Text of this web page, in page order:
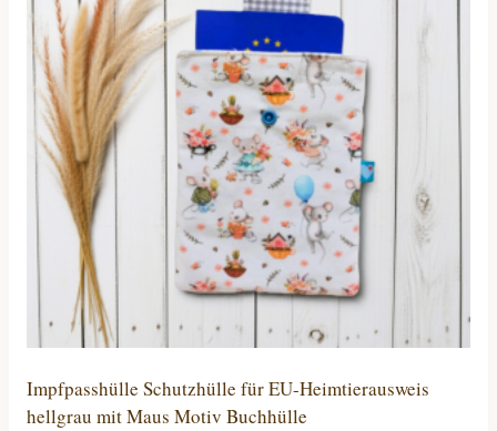
Impfpasshülle Schutzhülle für EU-Heimtierausweis
hellgrau mit Maus Motiv Buchhülle